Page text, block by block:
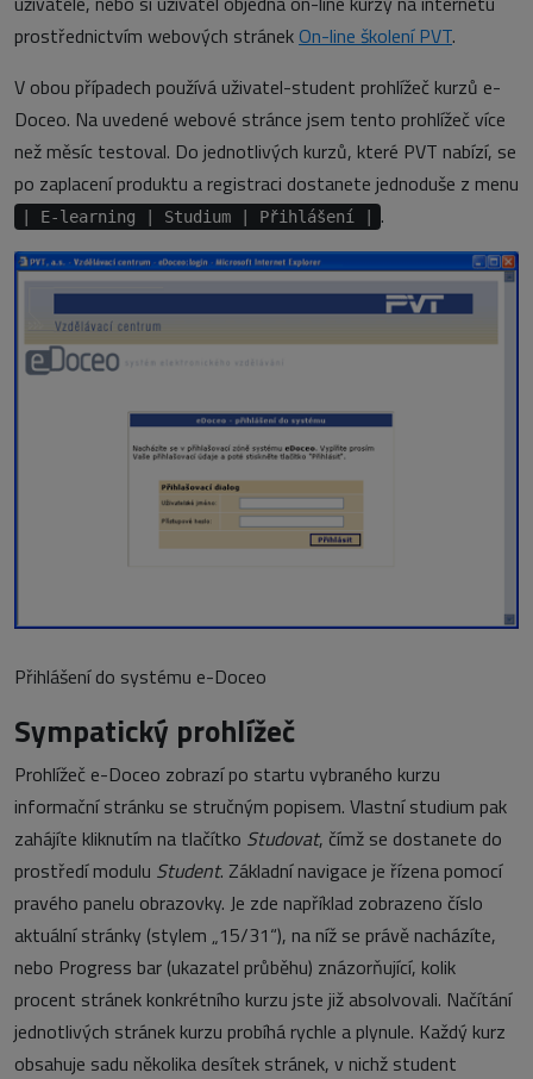
prostřednictvím webových stránekOn-line školení PVT.
V obou případech používá uživatel-student prohlížeč kurzů e-
Doceo. Na uvedené webové stránce jsem tento prohlížeč více
než měsíc testoval. Do jednotlivých kurzů, které PVT nabízí, se
po zaplacení produktu a registraci dostanete jednoduše z menu
| E-learning | Studium | Přihlášení | .
Přihlášení do systému e-Doceo
Sympatický prohlížeč
Prohlížeč e-Doceo zobrazí po startu vybraného kurzu
informační stránku se stručným popisem. Vlastní studium pak
zahájíte kliknutím na tlačítko Studovat, čímž se dostanete do
prostředí modulu Student. Základní navigace je řízena pomocí
pravého panelu obrazovky. Je zde například zobrazeno číslo
aktuální stránky (stylem „15/31“), na níž se právě nacházíte,
nebo Progress bar (ukazatel průběhu) znázorňující, kolik
procent stránek konkrétního kurzu jste již absolvovali. Načítání
jednotlivých stránek kurzu probíhá rychle a plynule. Každý kurz
obsahuje sadu několika desítek stránek, v nichž student